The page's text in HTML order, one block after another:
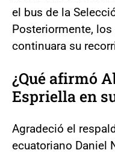
el bus de la
Posteriormente,
continuara su
¿Qué afirmó
Espriella en
Agradeció el
ecuatoriano Daniel